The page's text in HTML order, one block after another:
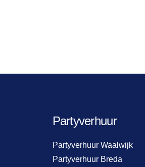
Partyverhuur
Partyverhuur Waalwijk
Partyverhuur Breda